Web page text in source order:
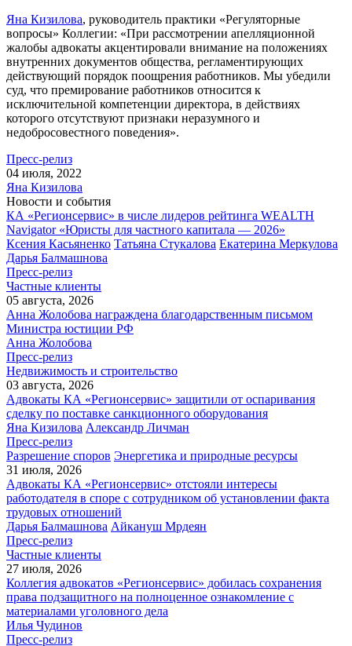
Яна Кизилова, руководитель практики «Регуляторные
вопросы» Коллегии: «При рассмотрении апелляционной
жалобы адвокаты акцентировали внимание на положениях
внутренних документов общества, регламентирующих
действующий порядок поощрения работников. Мы убедили
суд, что премирование работников относится к
исключительной компетенции директора, в действиях
которого отсутствуют признаки неразумного и
недобросовестного поведения».
Пресс-релиз
04 июля, 2022
Яна Кизилова
Новости и события
КА «Регионсервис» в числе лидеров рейтинга WEALTH
Navigator «Юристы для частного капитала — 2026»
Ксения Касьяненко Татьяна Стукалова Екатерина Меркулова
Дарья Балмашнова
Пресс-релиз
Частные клиенты
05 августа, 2026
Анна Жолобова награждена благодарственным письмом
Министра юстиции РФ
Анна Жолобова
Пресс-релиз
Недвижимость и строительство
03 августа, 2026
Адвокаты КА «Регионсервис» защитили от оспаривания
сделку по поставке санкционного оборудования
Яна Кизилова Александр Личман
Пресс-релиз
Разрешение споров Энергетика и природные ресурсы
31 июля, 2026
Адвокаты КА «Регионсервис» отстояли интересы
работодателя в споре с сотрудником об установлении факта
трудовых отношений
Дарья Балмашнова Айкануш Мрдеян
Пресс-релиз
Частные клиенты
27 июля, 2026
Коллегия адвокатов «Регионсервис» добилась сохранения
права подзащитного на полноценное ознакомление с
материалами уголовного дела
Илья Чудинов
Пресс-релиз